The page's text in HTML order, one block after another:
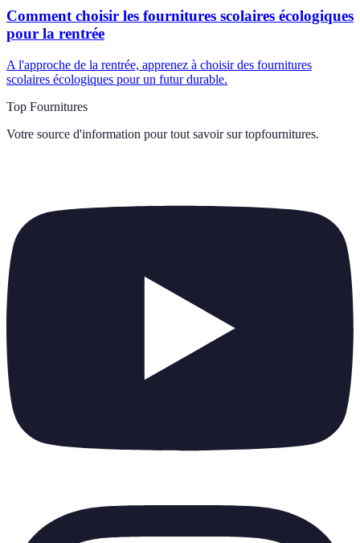
Comment choisir les fournitures scolaires écologiques
pour la rentrée
A l'approche de la rentrée, apprenez à choisir des fournitures
scolaires écologiques pour un futur durable.
Top Fournitures
Votre source d'information pour tout savoir sur topfournitures.